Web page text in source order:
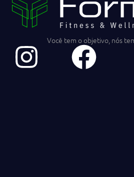
Você tem o objetivo, nós